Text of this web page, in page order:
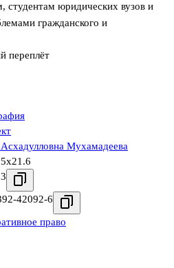
студентам юридических вузов и
гражданского и
переплёт
Асхадулловна Мухамадеева
42092-6
право